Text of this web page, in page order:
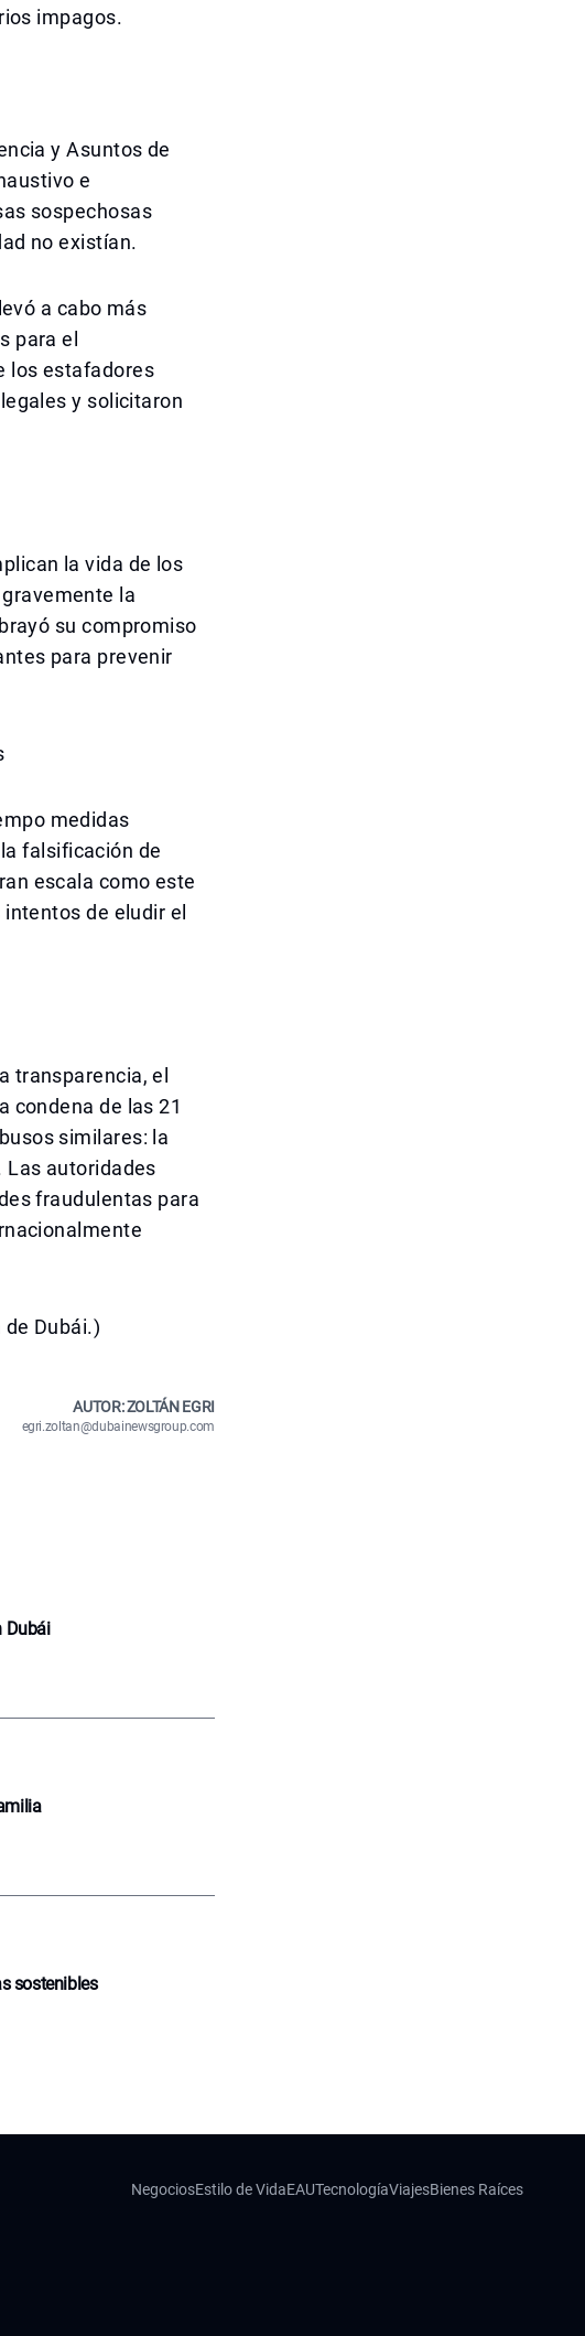
impagos.
y Asuntos de
e
sospechosas
no existían.
a cabo más
para el
los estafadores
y solicitaron
la vida de los
la
su compromiso
para prevenir
medidas
falsificación de
escala como este
de eludir el
transparencia, el
condena de las 21
similares: la
Las autoridades
fraudulentas para
Dubái.)
AUTOR: ZOLTÁN EGRI
egri.zoltan@dubainewsgroup.com
Dubái
sostenibles
NegociosEstilo de VidaEAUTecnologíaViajesBienes Raíces